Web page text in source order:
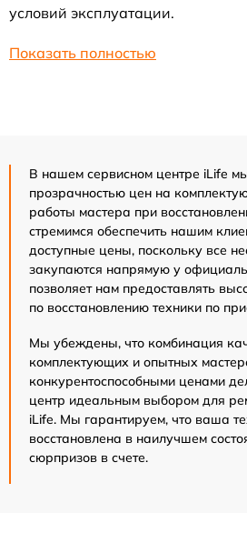
условий эксплуатации.
Показать полностью
В нашем сервисном центре iLife
прозрачностью цен на
работы мастера при
стремимся обеспечить нашим
доступные цены, поскольку все
закупаются напрямую у
позволяет нам предоставлять
по восстановлению техники по
Мы убеждены, что комбинация
комплектующих и опытных
конкурентоспособными ценами
центр идеальным выбором для
iLife. Мы гарантируем, что ваша
восстановлена в наилучшем
сюрпризов в счете.